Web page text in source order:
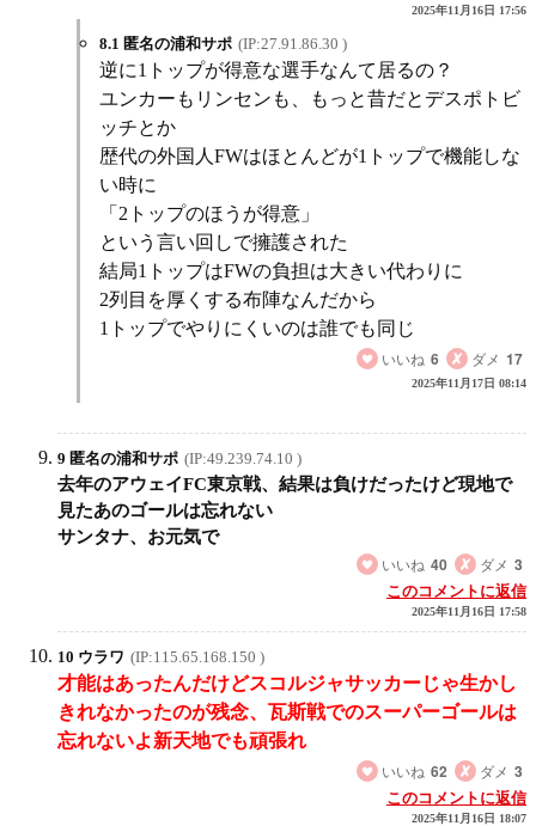
2025年11月16日 17:56
8.1 匿名の浦和サポ (IP:27.91.86.30 )
逆に1トップが得意な選手なんて居るの？
ユンカーもリンセンも、もっと昔だとデスポトビ
ッチとか
歴代の外国人FWはほとんどが1トップで機能しな
い時に
「2トップのほうが得意」
という言い回しで擁護された
結局1トップはFWの負担は大きい代わりに
2列目を厚くする布陣なんだから
1トップでやりにくいのは誰でも同じ
いいね 6 ダメ 17
2025年11月17日 08:14
9 匿名の浦和サポ (IP:49.239.74.10 )
去年のアウェイFC東京戦、結果は負けだったけど現地で
見たあのゴールは忘れない
サンタナ、お元気で
いいね 40 ダメ 3
このコメントに返信
2025年11月16日 17:58
10 ウラワ (IP:115.65.168.150 )
才能はあったんだけどスコルジャサッカーじゃ生かし
きれなかったのが残念、瓦斯戦でのスーパーゴールは
忘れないよ新天地でも頑張れ
いいね 62 ダメ 3
このコメントに返信
2025年11月16日 18:07